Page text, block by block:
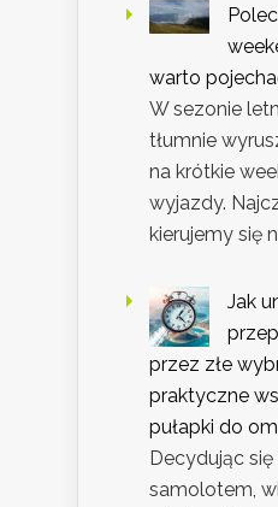
warto
W sezonie
tłumnie
na krótkie
wyjazdy.
kierujemy się
Jak
przez złe
praktyczne
pułapki do
Decydując
samolotem,